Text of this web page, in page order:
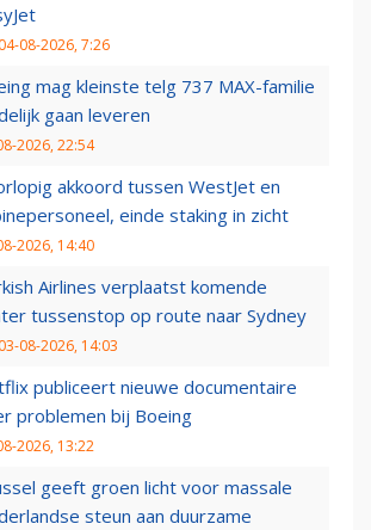
04-08-2026, 7:26
mag kleinste telg 737 MAX-familie
gaan leveren
2026, 22:54
akkoord tussen WestJet en
einde staking in zicht
2026, 14:40
Airlines verplaatst komende
tussenstop op route naar Sydney
03-08-2026, 14:03
publiceert nieuwe documentaire
problemen bij Boeing
2026, 13:22
geeft groen licht voor massale
steun aan duurzame